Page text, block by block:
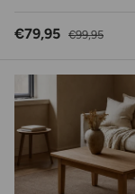
Alennushinta
€79,95 Normaalihinta
€99,95